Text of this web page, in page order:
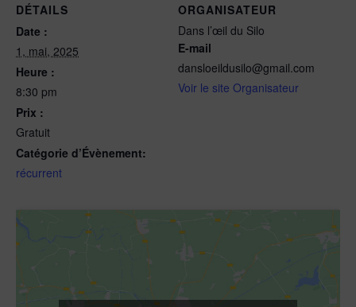
DÉTAILS
Date :
1, mai, 2025
Heure :
8:30 pm
Prix :
Gratuit
Catégorie d’Évènement:
récurrent
ORGANISATEUR
Dans l’œil du Silo
E-mail
dansloeildusilo@gmail.com
Voir le site Organisateur